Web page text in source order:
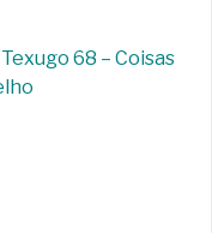
68 – Coisas